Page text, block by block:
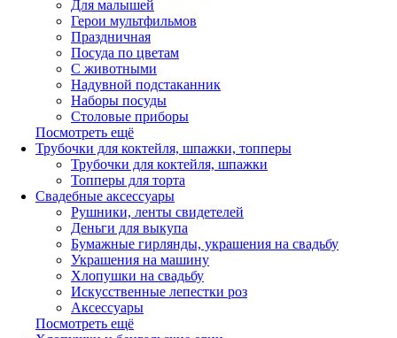
Для малышей
Герои мультфильмов
Праздничная
Посуда по цветам
С животными
Надувной подстаканник
Наборы посуды
Столовые приборы
Посмотреть ещё
Трубочки для коктейля, шпажки, топперы
Трубочки для коктейля, шпажки
Топперы для торта
Свадебные аксессуары
Рушники, ленты свидетелей
Деньги для выкупа
Бумажные гирлянды, украшения на свадьбу
Украшения на машину
Хлопушки на свадьбу
Искусственные лепестки роз
Аксессуары
Посмотреть ещё